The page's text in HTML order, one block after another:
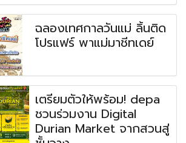
ฉลองเทศกาลวันแม่ ลิ้นติด
โปรแฟร์ พาแม่มาชีทเดย์
เตรียมตัวให้พร้อม! depa
ชวนร่วมงาน Digital
Durian Market จากสวนสู่